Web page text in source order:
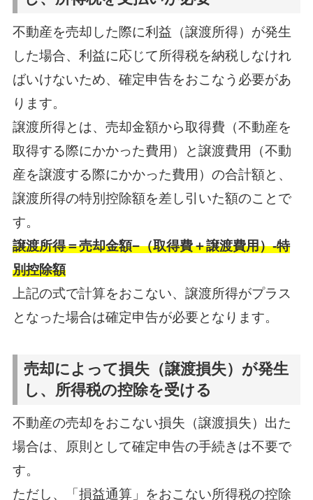
不動産を売却した際に利益（譲渡所得）が発生
した場合、利益に応じて所得税を納税しなけれ
ばいけないため、確定申告をおこなう必要があ
ります。
譲渡所得とは、売却金額から取得費（不動産を
取得する際にかかった費用）と譲渡費用（不動
産を譲渡する際にかかった費用）の合計額と、
譲渡所得の特別控除額を差し引いた額のことで
す。
譲渡所得＝売却金額−（取得費＋譲渡費用）-特
別控除額
上記の式で計算をおこない、譲渡所得がプラス
となった場合は確定申告が必要となります。
売却によって損失（譲渡損失）が発生
し、所得税の控除を受ける
不動産の売却をおこない損失（譲渡損失）出た
場合は、原則として確定申告の手続きは不要で
す。
ただし、「損益通算」をおこない所得税の控除